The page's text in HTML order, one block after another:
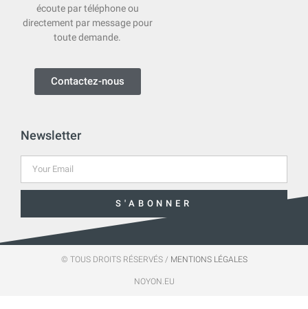
écoute par téléphone ou
directement par message pour
toute demande.
Contactez-nous
Newsletter
S'ABONNER
© TOUS DROITS RÉSERVÉS / MENTIONS LÉGALES
NOYON.EU